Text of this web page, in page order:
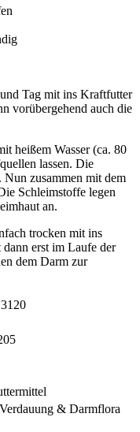
Tag mit ins Kraftfutter
vorübergehend auch die
heißem Wasser (ca. 80
lassen. Die
zusammen mit dem
Schleimstoffe legen
an.
trocken mit ins
erst im Laufe der
dem Darm zur
& Darmflora